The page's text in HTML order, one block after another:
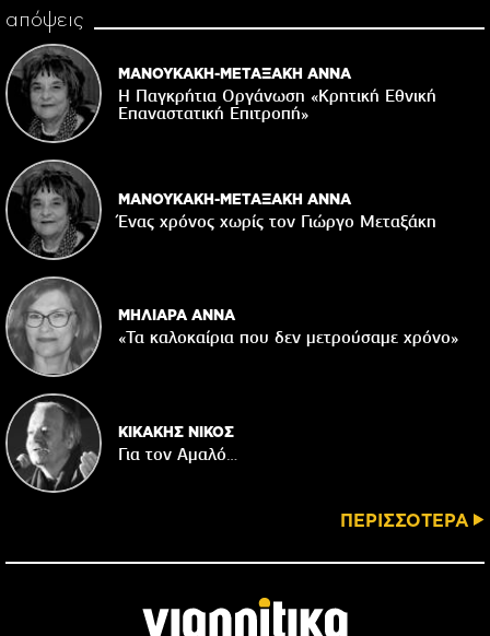
απόψεις
ΜΑΝΟΥΚΑΚΗ-ΜΕΤΑΞΑΚΗ ΑΝΝΑ
Η Παγκρήτια Οργάνωση «Κρητική Εθνική
Επαναστατική Eπιτροπή»
ΜΑΝΟΥΚΑΚΗ-ΜΕΤΑΞΑΚΗ ΑΝΝΑ
Ένας χρόνος χωρίς τον Γιώργο Μεταξάκη
ΜΗΛΙΑΡΑ ΑΝΝΑ
«Τα καλοκαίρια που δεν μετρούσαμε χρόνο»
ΚΙΚΑΚΗΣ ΝΙΚΟΣ
Για τον Αμαλό…
ΠΕΡΙΣΣΟΤΕΡΑ